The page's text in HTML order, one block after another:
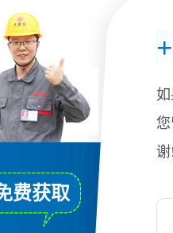
费获取
+
谢!